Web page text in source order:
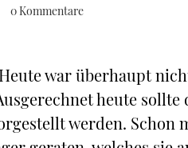
0 Kommentare
war überhaupt
heute
werden. Schon